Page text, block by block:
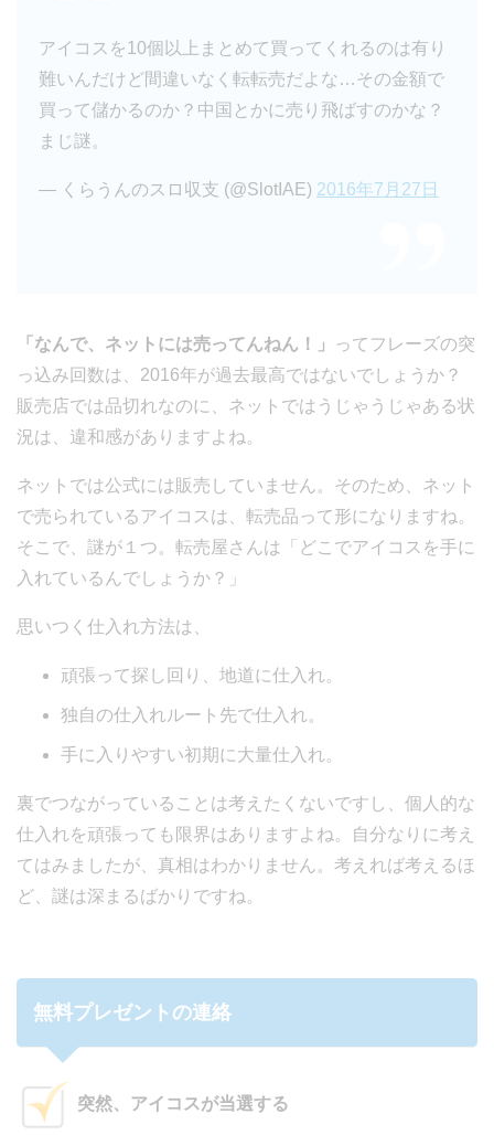
アイコスを10個以上まとめて買ってくれるのは有り
難いんだけど間違いなく転転売だよな…その金額で
買って儲かるのか？中国とかに売り飛ばすのかな？
まじ謎。
— くらうんのスロ収支 (@SlotIAE) 2016年7月27日
「なんで、ネットには売ってんねん！」
ってフレーズの突
っ込み回数は、2016年が過去最高ではないでしょうか？
販売店では品切れなのに、ネットではうじゃうじゃある状
況は、違和感がありますよね。
ネットでは公式には販売していません。そのため、ネット
で売られているアイコスは、転売品って形になりますね。
そこで、謎が１つ。転売屋さんは「どこでアイコスを手に
入れているんでしょうか？」
思いつく仕入れ方法は、
頑張って探し回り、地道に仕入れ。
独自の仕入れルート先で仕入れ。
手に入りやすい初期に大量仕入れ。
裏でつながっていることは考えたくないですし、個人的な
仕入れを頑張っても限界はありますよね。自分なりに考え
てはみましたが、真相はわかりません。考えれば考えるほ
ど、謎は深まるばかりですね。
無料プレゼントの連絡
突然、アイコスが当選する